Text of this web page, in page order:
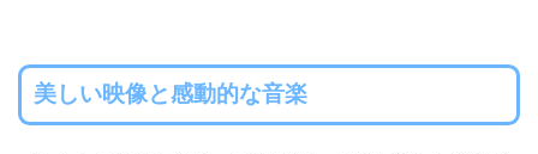
美しい映像と感動的な音楽